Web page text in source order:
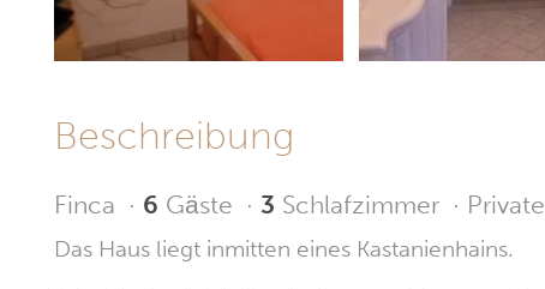
Beschreibung
Finca · 6 Gäste · 3 Schlafzimmer ·
Das Haus liegt inmitten eines Kastanienhains.